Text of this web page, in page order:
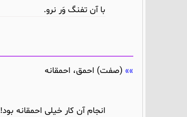
با آن تفنگ وَر نرو.
(صفت) احمق، احمقانه
انجام آن کار خیلی احمقانه بود!